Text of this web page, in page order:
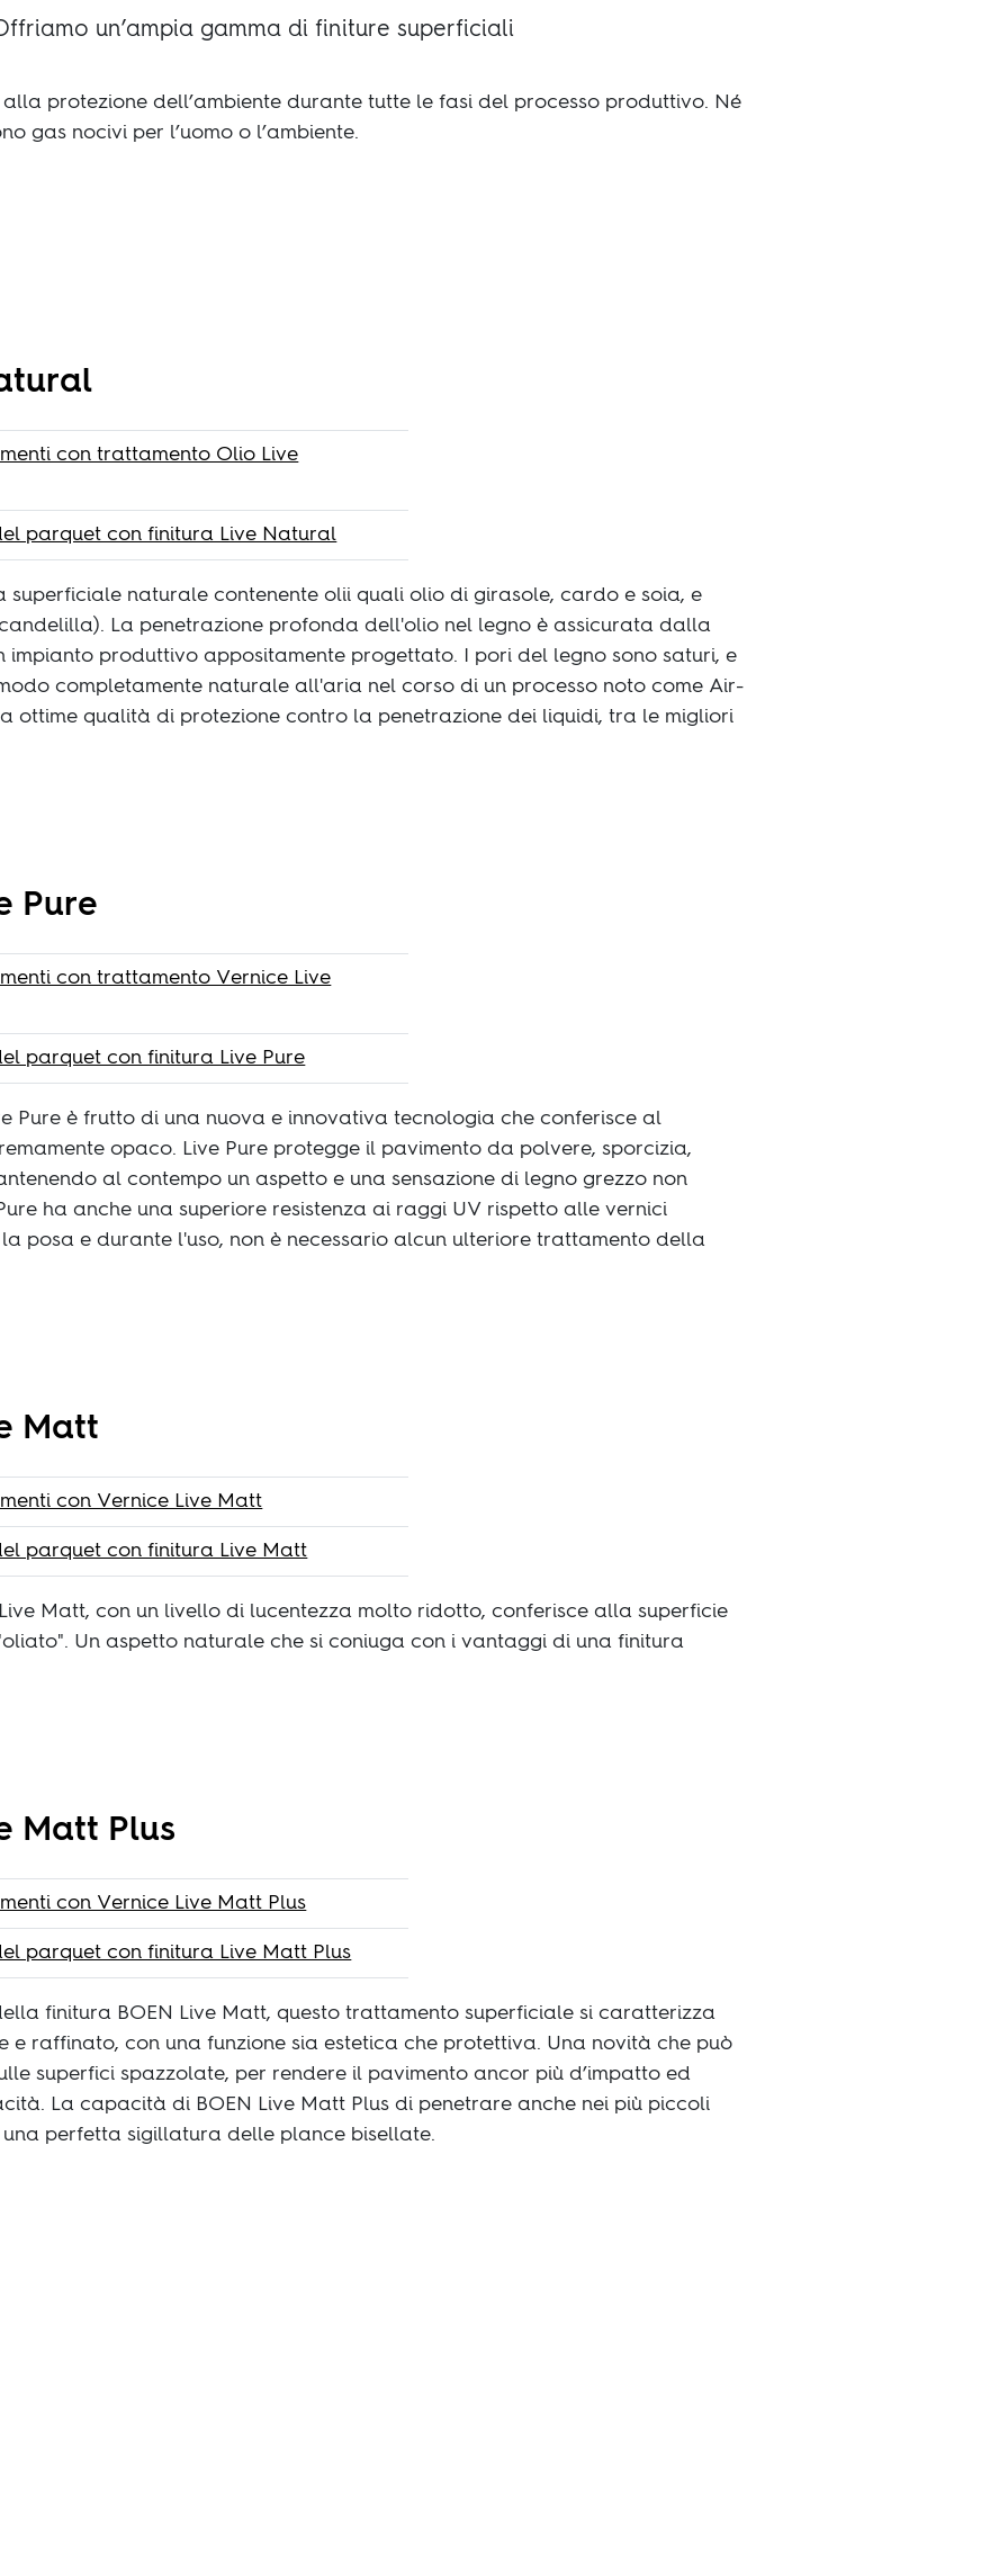
un’ampia gamma di finiture superficiali
protezione dell’ambiente durante tutte le fasi del processo produttivo. Né
gas nocivi per l’uomo o l’ambiente.
con trattamento Olio Live
parquet con finitura Live Natural
superficiale naturale contenente olii quali olio di girasole, cardo e soia, e
La penetrazione profonda dell'olio nel legno è assicurata dalla
impianto produttivo appositamente progettato. I pori del legno sono saturi, e
completamente naturale all'aria nel corso di un processo noto come Air-
ottime qualità di protezione contro la penetrazione dei liquidi, tra le migliori
Pure
con trattamento Vernice Live
parquet con finitura Live Pure
Pure è frutto di una nuova e innovativa tecnologia che conferisce al
opaco. Live Pure protegge il pavimento da polvere, sporcizia,
al contempo un aspetto e una sensazione di legno grezzo non
ha anche una superiore resistenza ai raggi UV rispetto alle vernici
posa e durante l'uso, non è necessario alcun ulteriore trattamento della
Matt
con Vernice Live Matt
parquet con finitura Live Matt
Matt, con un livello di lucentezza molto ridotto, conferisce alla superficie
Un aspetto naturale che si coniuga con i vantaggi di una finitura
Matt Plus
con Vernice Live Matt Plus
parquet con finitura Live Matt Plus
finitura BOEN Live Matt, questo trattamento superficiale si caratterizza
e raffinato, con una funzione sia estetica che protettiva. Una novità che può
superfici spazzolate, per rendere il pavimento ancor più d’impatto ed
La capacità di BOEN Live Matt Plus di penetrare anche nei più piccoli
perfetta sigillatura delle plance bisellate.